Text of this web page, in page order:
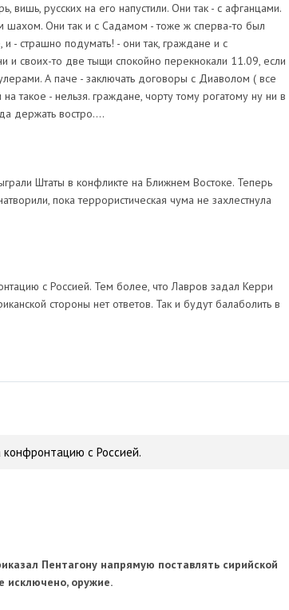
вишь, русских на его напустили. Они так - с афганцами.
шахом. Они так и с Садамом - тоже ж сперва-то был
- страшно подумать! - они так, граждане и с
и своих-то две тыщи спокойно перекнокали 11.09, если
А паче - заключать договоры с Диаволом ( все
такое - нельзя. граждане, чорту тому рогатому ну ни в
держать востро....
Штаты в конфликте на Ближнем Востоке. Теперь
пока террористическая чума не захлестнула
с Россией. Тем более, что Лавров задал Керри
стороны нет ответов. Так и будут балаболить в
с Россией.
Пентагону напрямую поставлять сирийской
исключено, оружие.